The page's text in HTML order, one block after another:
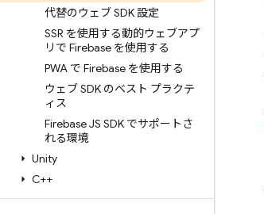
代替のウェブ SDK 設定
SSR を使用する動的ウェブアプ
リで Firebase を使用する
PWA で Firebase を使用する
ウェブ SDK のベスト プラクテ
ィス
Firebase JS SDK でサポートさ
れる環境
Unity
C++